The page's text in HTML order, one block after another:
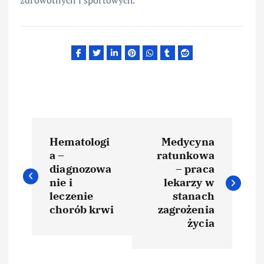
a
w
Hematologi
a –
diagnozowa
nie i
leczenie
chorób krwi
Medycyna
ratunkowa
– praca
lekarzy w
stanach
zagrożenia
życia